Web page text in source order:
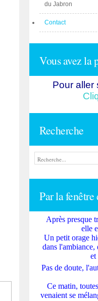
du Jabron
Contact
Vous avez la
Pour aller
Recherche
Par la fenêtre
Après presque
elle
Un petit orage
dans l'ambiance,
et
Pas de doute,
Ce matin,
venaient se